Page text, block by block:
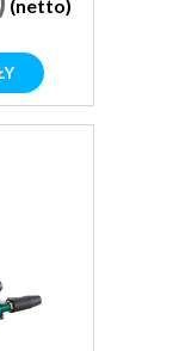
(netto)